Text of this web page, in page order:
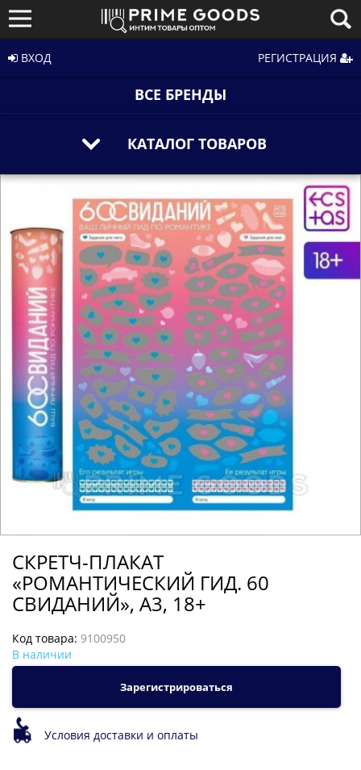
ВХОД РЕГИСТРАЦИЯ
ВСЕ БРЕНДЫ
КАТАЛОГ ТОВАРОВ
СКРЕТЧ-ПЛАКАТ
«РОМАНТИЧЕСКИЙ ГИД. 60
СВИДАНИЙ», А3, 18+
Код товара: 9100950
В наличии
Зарегистрироваться
Условия доставки и оплаты